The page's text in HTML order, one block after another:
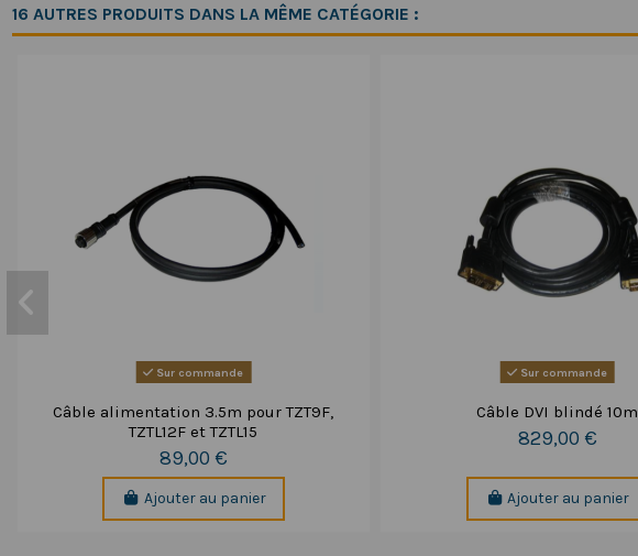
16 AUTRES PRODUITS DANS LA MÊME CATÉGORIE :
Sur commande
Câble alimentation 3.5m pour TZT9F,
TZTL12F et TZTL15
89,00 €
Ajouter au panier
Sur commande
Câble DVI blindé 10m
829,00 €
Ajouter au panier